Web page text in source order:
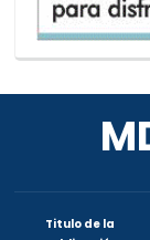
Titulo de la